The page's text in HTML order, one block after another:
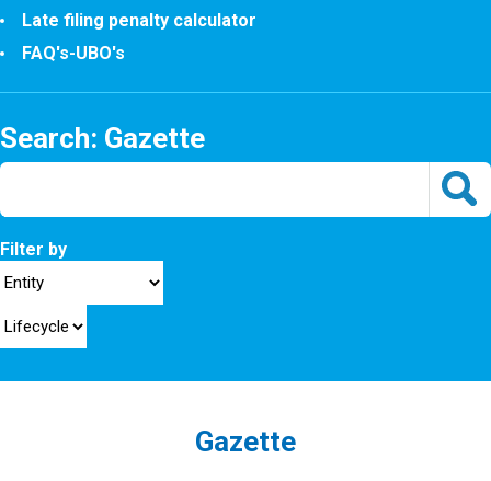
Late filing penalty calculator
FAQ's-UBO's
Search: Gazette
Filter by
Gazette